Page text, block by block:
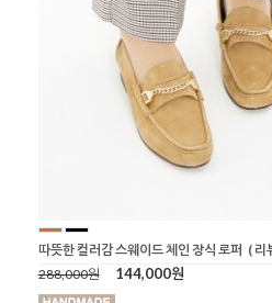
따뜻한 컬러감 스웨이드 체인 장식 로퍼 ( 리
288,000원
144,000원